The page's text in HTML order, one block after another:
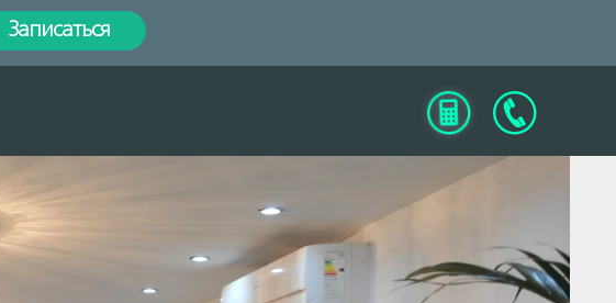
Записаться